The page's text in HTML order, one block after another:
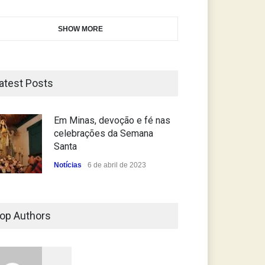
SHOW MORE
Posts
Em Minas, devoção e fé nas
celebrações da Semana
Santa
Notícias 6 de abril de 2023
Authors